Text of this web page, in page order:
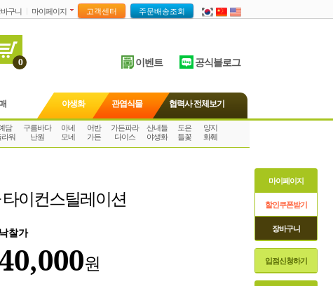
구니 마이페이지
0 이벤트 공식블로그
야생화 관엽식물 협력사 전체보기
담
라워
구름바다
난원
아네
모네
어반
가든
가든파라
다이스
산내들
야생화
도은
들꽃
양지
화훼
이컨스틸레이션
낙찰가
원
마이페이지
할인쿠폰받기
장바구니
입점신청하기